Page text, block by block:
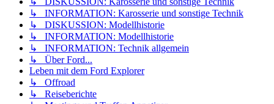
↳ INFORMATION: Karosserie und sonstige Technik
↳ DISKUSSION: Modellhistorie
↳ INFORMATION: Modellhistorie
↳ INFORMATION: Technik allgemein
↳ Über Ford...
Leben mit dem Ford Explorer
↳ Offroad
↳ Reiseberichte